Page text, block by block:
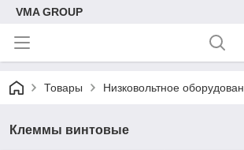
VMA GROUP
Товары Низковольтное
Клеммы винтовые